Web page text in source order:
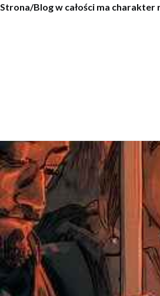
Strona/Blog w całości ma